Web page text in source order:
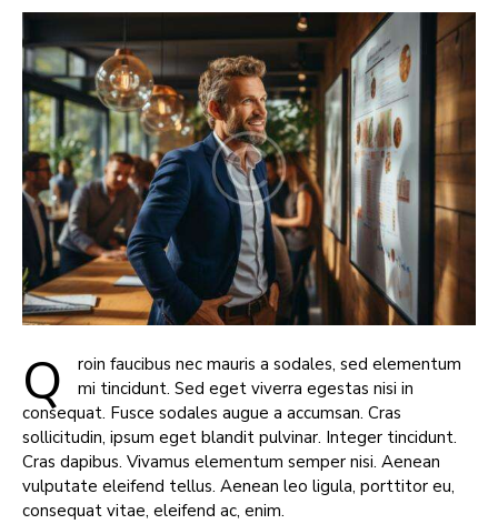
Q
roin faucibus nec mauris a sodales, sed elementum
mi tincidunt. Sed eget viverra egestas nisi in
consequat. Fusce sodales augue a accumsan. Cras
sollicitudin, ipsum eget blandit pulvinar. Integer tincidunt.
Cras dapibus. Vivamus elementum semper nisi. Aenean
vulputate eleifend tellus. Aenean leo ligula, porttitor eu,
consequat vitae, eleifend ac, enim.